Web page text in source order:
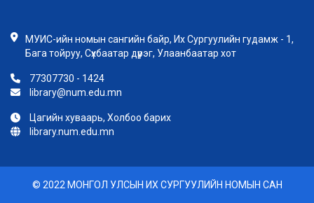
МУИС-ийн номын сангийн байр, Их Сургуулийн гудамж - 1,
Бага тойруу, Сүхбаатар дүүрэг, Улаанбаатар хот
77307730 - 1424
library@num.edu.mn
Цагийн хуваарь, Холбоо барих
library.num.edu.mn
© 2022 МОНГОЛ УЛСЫН ИХ СУРГУУЛИЙН НОМЫН САН